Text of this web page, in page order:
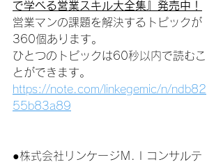
で学べる営業スキル大全集』発売中！
営業マンの課題を解決するトピックが
360個あります。
ひとつのトピックは60秒以内で読むこ
とができます。
https://note.com/linkegemic/n/ndb82
55b83a89
●株式会社リンケージＭ.Ｉコンサルテ